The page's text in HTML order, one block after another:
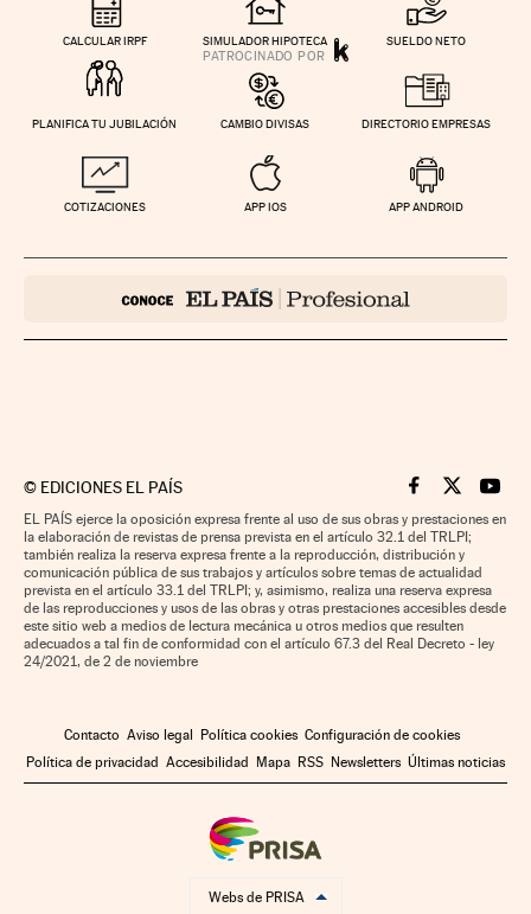
CALCULAR IRPF SIMULADOR HIPOTECA SUELDO NETO
PLANIFICA TU JUBILACIÓN CAMBIO DIVISAS DIRECTORIO EMPRESAS
COTIZACIONES APP IOS APP ANDROID
© EDICIONES EL PAÍS Cinco Días en
Cinco Días
Cinco
EL PAÍS ejerce la oposición expresa frente al uso de sus obras y prestaciones en
la elaboración de revistas de prensa prevista en el artículo 32.1 del TRLPI;
también realiza la reserva expresa frente a la reproducción, distribución y
comunicación pública de sus trabajos y artículos sobre temas de actualidad
prevista en el artículo 33.1 del TRLPI; y, asimismo, realiza una reserva expresa
de las reproducciones y usos de las obras y otras prestaciones accesibles desde
este sitio web a medios de lectura mecánica u otros medios que resulten
adecuados a tal fin de conformidad con el artículo 67.3 del Real Decreto - ley
24/2021, de 2 de noviembre
Contacto Aviso legal Política cookies Configuración de cookies
Política de privacidad Accesibilidad Mapa RSS Newsletters Últimas noticias
Webs de PRISA